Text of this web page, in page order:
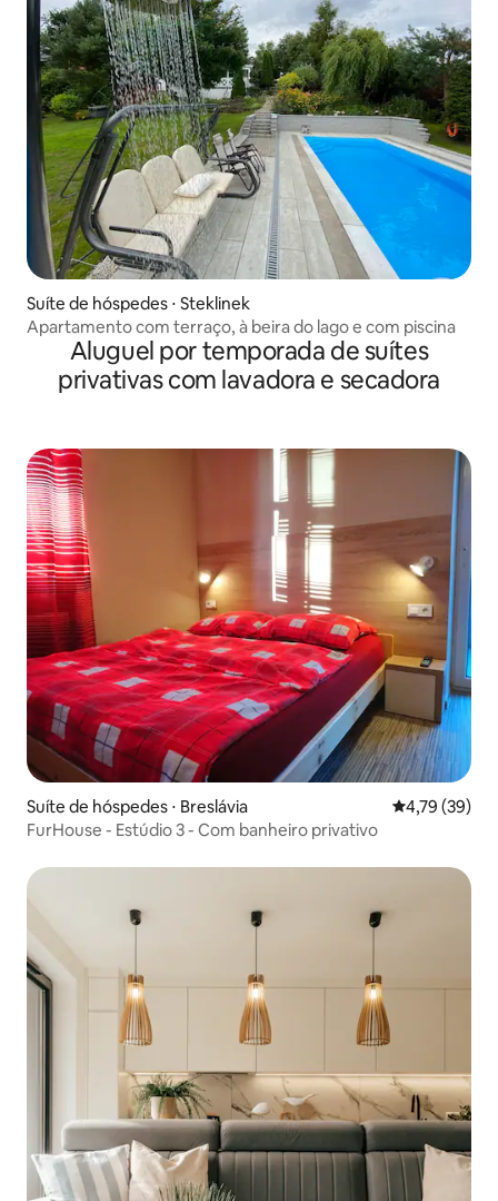
Suíte de hóspedes ⋅ Steklinek
Apartamento com terraço, à beira do lago e com piscina
Aluguel por temporada de suítes
privativas com lavadora e secadora
Suíte de hóspedes ⋅ Breslávia 4,79 de uma
4,79 (39)
FurHouse - Estúdio 3 - Com banheiro privativo